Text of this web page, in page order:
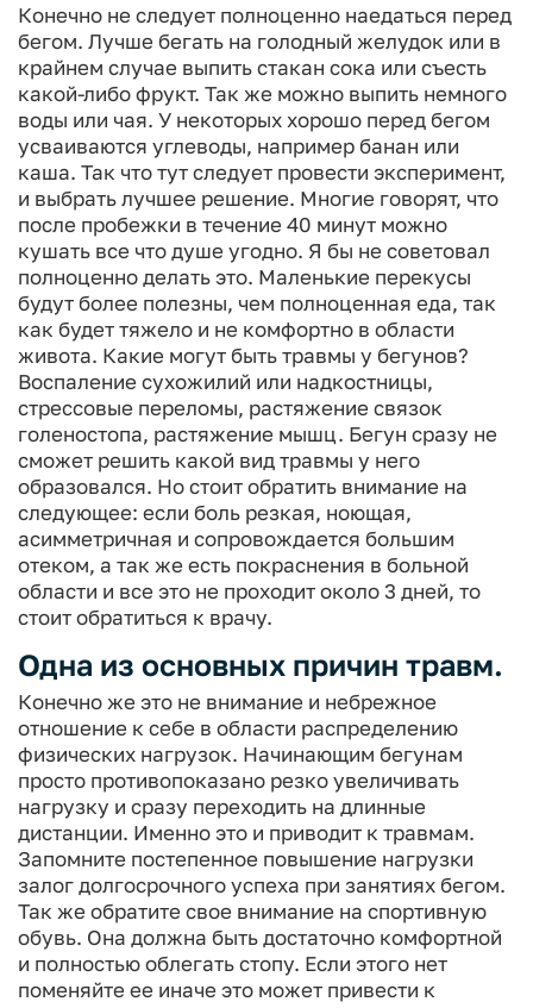
Конечно не следует полноценно наедаться перед
бегом. Лучше бегать на голодный желудок или в
крайнем случае выпить стакан сока или съесть
какой-либо фрукт. Так же можно выпить немного
воды или чая. У некоторых хорошо перед бегом
усваиваются углеводы, например банан или
каша. Так что тут следует провести эксперимент,
и выбрать лучшее решение. Многие говорят, что
после пробежки в течение 40 минут можно
кушать все что душе угодно. Я бы не советовал
полноценно делать это. Маленькие перекусы
будут более полезны, чем полноценная еда, так
как будет тяжело и не комфортно в области
живота. Какие могут быть травмы у бегунов?
Воспаление сухожилий или надкостницы,
стрессовые переломы, растяжение связок
голеностопа, растяжение мышц. Бегун сразу не
сможет решить какой вид травмы у него
образовался. Но стоит обратить внимание на
следующее: если боль резкая, ноющая,
асимметричная и сопровождается большим
отеком, а так же есть покраснения в больной
области и все это не проходит около 3 дней, то
стоит обратиться к врачу.
Одна из основных причин травм.
Конечно же это не внимание и небрежное
отношение к себе в области распределению
физических нагрузок. Начинающим бегунам
просто противопоказано резко увеличивать
нагрузку и сразу переходить на длинные
дистанции. Именно это и приводит к травмам.
Запомните постепенное повышение нагрузки
залог долгосрочного успеха при занятиях бегом.
Так же обратите свое внимание на спортивную
обувь. Она должна быть достаточно комфортной
и полностью облегать стопу. Если этого нет
поменяйте ее иначе это может привести к